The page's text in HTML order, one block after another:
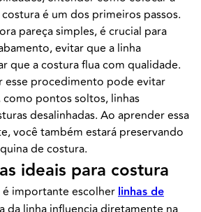
é um dos primeiros passos.
pareça simples, é crucial para
evitar que a linha
que a costura flua com qualidade.
esse procedimento pode evitar
pontos soltos, linhas
desalinhadas. Ao aprender essa
você também estará preservando
de costura.
ideais para costura
é importante escolherlinhas de